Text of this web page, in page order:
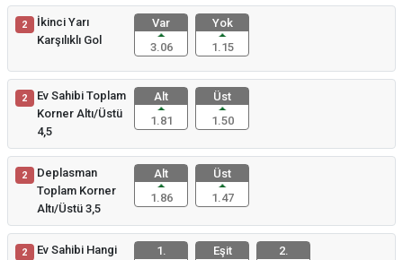
2
İkinci Yarı
Karşılıklı Gol
Var
3.06
Yok
1.15
2
Ev Sahibi Toplam
Korner Altı/Üstü
4,5
Alt
1.81
Üst
1.50
2
Deplasman
Toplam Korner
Altı/Üstü 3,5
Alt
1.86
Üst
1.47
2
Ev Sahibi Hangi
1.
Eşit
2.